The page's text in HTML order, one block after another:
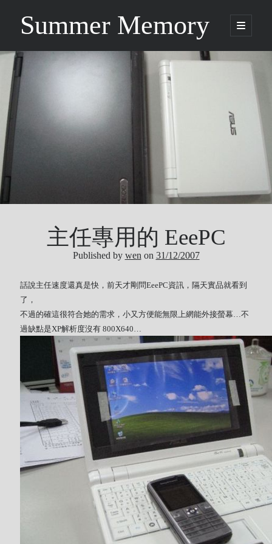
Summer Memory
open
primary
Sidebar
Search
Categories
Music
ORICON
Tool
Uncategorized
ZARD
Recent Posts
DOCKER 內程式防火牆
SARD UNDERGROUND – 愛は暗闇の中で
辣個傳說的女人出現了!!!
『離れていても』 / AKB48 message song
SONY PS5表示: 我們是賣路由器的。
Live Your Dream – 今、はじめよう | 17LIVE (イチナナ)
乃木坂46 『世界中の隣人よ』
AKB48 Team TP｜2020 愚人節特別企劃(官方youtube)
主任專用的 EeePC
Published by wen on 31/12/2007
話說主任速度還真是快，前天才剛問EeePC資訊，隔天實品就看到
了，
不過的確這很符合她的需求，小又方便能無限上網能外接螢幕…不
過缺點是XP解析度沒有 800X640…